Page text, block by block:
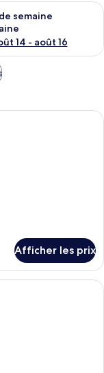
août 7 -
semaine
14 - août 16
disponibilité pour
moderne avec un lit
Afficher les prix
accès